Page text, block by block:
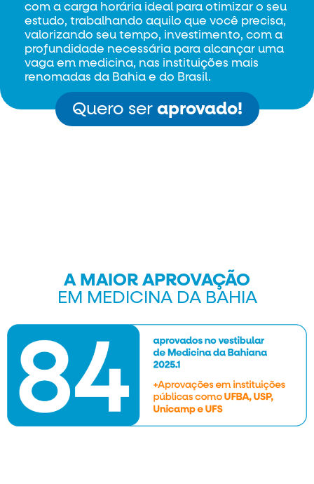
com a carga horária ideal para otimizar o seu
estudo, trabalhando aquilo que você precisa,
valorizando seu tempo, investimento, com a
profundidade necessária para alcançar uma
vaga em medicina, nas instituições mais
renomadas da Bahia e do Brasil.
Quero ser aprovado!
A MAIOR APROVAÇÃO
EM MEDICINA DA BAHIA